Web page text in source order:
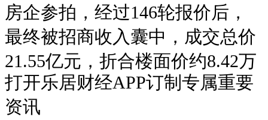
房企参拍，经过146轮报价后，
最终被招商收入囊中，成交总价
21.55亿元，折合楼面价约8.42万
元/㎡，溢价率86.1%，是去年深
圳最火爆的地块之一。
打开乐居财经APP订制专属重要
资讯